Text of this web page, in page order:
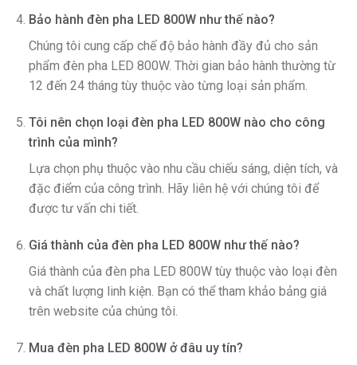
Bảo hành đèn pha LED 800W như thế nào?
Chúng tôi cung cấp chế độ bảo hành đầy đủ cho sản
phẩm đèn pha LED 800W. Thời gian bảo hành thường từ
12 đến 24 tháng tùy thuộc vào từng loại sản phẩm.
Tôi nên chọn loại đèn pha LED 800W nào cho công
trình của mình?
Lựa chọn phụ thuộc vào nhu cầu chiếu sáng, diện tích, và
đặc điểm của công trình. Hãy liên hệ với chúng tôi để
được tư vấn chi tiết.
Giá thành của đèn pha LED 800W như thế nào?
Giá thành của đèn pha LED 800W tùy thuộc vào loại đèn
và chất lượng linh kiện. Bạn có thể tham khảo bảng giá
trên website của chúng tôi.
Mua đèn pha LED 800W ở đâu uy tín?